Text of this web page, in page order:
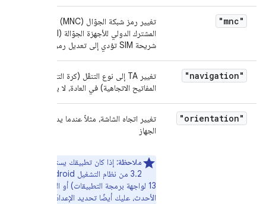
"mnc"
تغيير رمز شبكة الجوّال (MNC) الخاص بمعرّف
شريحة SIM تؤدي إلى تعديل رمز شبكة الجوّال
"navigation"
تغيير TA إلى نوع التنقّل (كرة التتبّع أو لوحة
المفاتيح الاتجاهية) في العادة، لا يحدث ذلك.
"orientation"
تغيير اتجاه الشاشة، مثلاً عندما يدير المستخدم
الجهاز
ملاحظة: إذا كان تطبيقك يستهدف الإصدار
13 لواجهة برمجة التطبيقات) أو الإصدارات
الأحدث، عليك أيضًا تحديد الإعدادَين